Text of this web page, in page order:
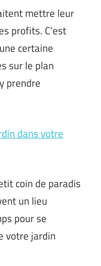
mettre leur
profits. C’est
certaine
sur le plan
prendre
dans votre
coin de paradis
un lieu
pour se
votre jardin